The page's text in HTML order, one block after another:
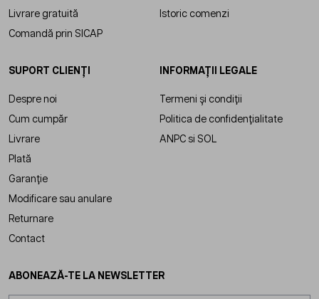
Livrare gratuită
Comandă prin SICAP
Istoric comenzi
SUPORT CLIENȚI
Despre noi
Cum cumpăr
Livrare
Plată
Garanție
Modificare sau anulare
Returnare
Contact
INFORMAȚII LEGALE
Termeni și condiții
Politica de confidențialitate
ANPC si SOL
ABONEAZĂ-TE LA NEWSLETTER